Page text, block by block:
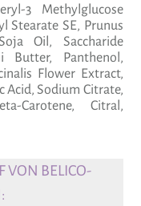
3 Methylglucose
Stearate SE, Prunus
Oil, Saccharide
Butter, Panthenol,
Flower Extract,
Acid, Sodium Citrate,
Carotene, Citral,
VON BELICO-